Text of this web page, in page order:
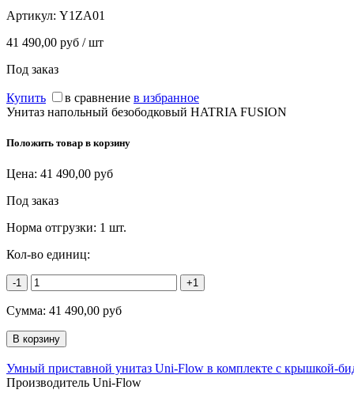
Артикул: Y1ZA01
41 490,00 руб / шт
Под заказ
Купить в сравнение в избранное
Унитаз напольный безободковый HATRIA FUSION
Положить товар в корзину
Цена: 41 490,00 руб
Под заказ
Норма отгрузки: 1 шт.
Кол-во единиц:
-1 +1
Сумма: 41 490,00 руб
Умный приставной унитаз Uni-Flow в комплекте с крышкой-
Производитель Uni-Flow